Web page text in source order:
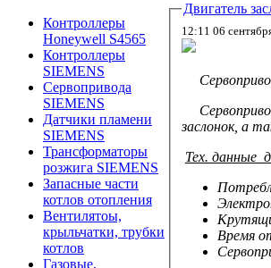
Контроллеры
Honeywell S4565
Контроллеры
SIEMENS
Сервопривода
SIEMENS
Датчики пламени
SIEMENS
Трансформаторы
розжига SIEMENS
Запасные части
котлов отопления
Вентилятоы,
крыльчатки, трубки
котлов
Газовые,
Двигатель
12:11 06
заслонок, а
Тех. данные
Время